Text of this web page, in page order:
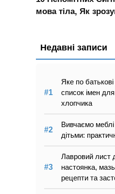
мова тіла, Як
Недавні записи
Яке по
список імен
хлопчика
Вивчаємо меблі
дітьми:
Лавровий лист
настоянка,
рецепти та